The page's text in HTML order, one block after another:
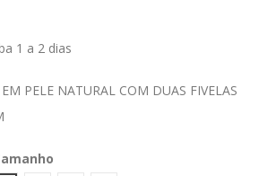
1 a 2 dias
PELE NATURAL COM DUAS FIVELAS